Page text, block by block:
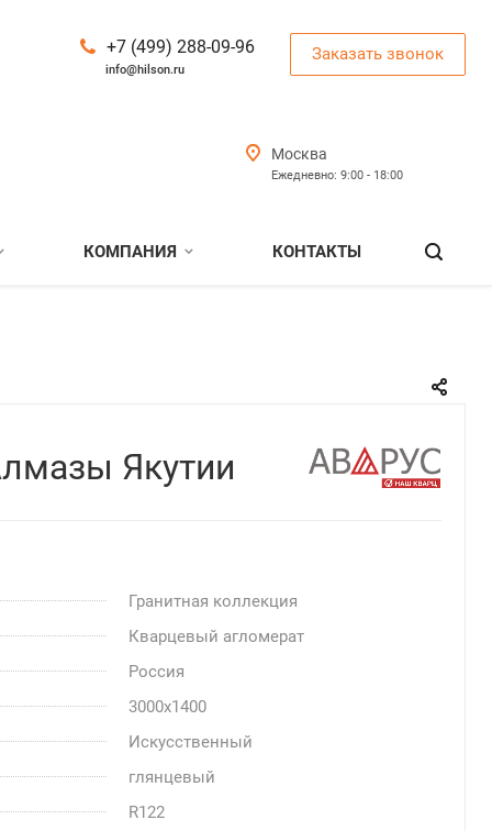
+7 (499) 288-09-96
info@hilson.ru
Заказать звонок
Москва
Ежедневно: 9:00 - 18:00
КОМПАНИЯ КОНТАКТЫ
Якутии
Гранитная коллекция
Кварцевый агломерат
Россия
3000x1400
Искусственный
глянцевый
R122